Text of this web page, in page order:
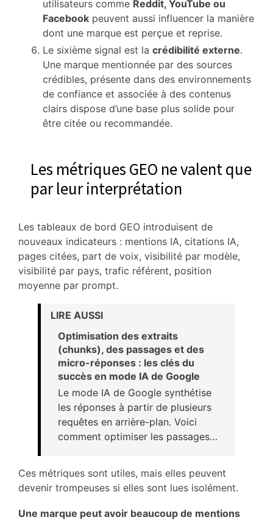
utilisateurs comme Reddit, YouTube ou
Facebook peuvent aussi influencer la manière
dont une marque est perçue et reprise.
Le sixième signal est la crédibilité externe.
Une marque mentionnée par des sources
crédibles, présente dans des environnements
de confiance et associée à des contenus
clairs dispose d’une base plus solide pour
être citée ou recommandée.
Les métriques GEO ne valent que
par leur interprétation
Les tableaux de bord GEO introduisent de
nouveaux indicateurs : mentions IA, citations IA,
pages citées, part de voix, visibilité par modèle,
visibilité par pays, trafic référent, position
moyenne par prompt.
LIRE AUSSI
Optimisation des extraits
(chunks), des passages et des
micro-réponses : les clés du
succès en mode IA de Google
Le mode IA de Google synthétise
les réponses à partir de plusieurs
requêtes en arrière-plan. Voici
comment optimiser les passages…
Ces métriques sont utiles, mais elles peuvent
devenir trompeuses si elles sont lues isolément.
Une marque peut avoir beaucoup de mentions